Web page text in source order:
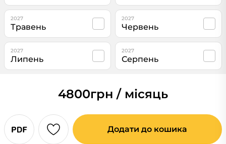
2027
Травень
2027
Червень
2027
Липень
2027
Серпень
4800грн / місяць
Додати до кошика